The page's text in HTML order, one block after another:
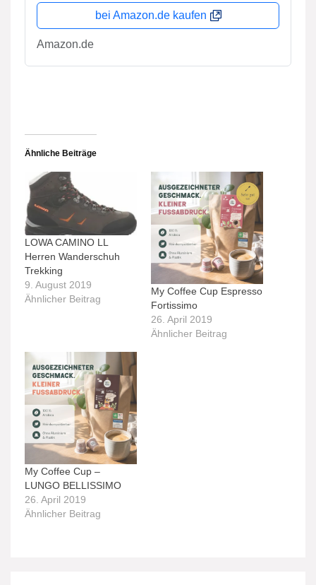
bei Amazon.de kaufen
Amazon.de
Ähnliche Beiträge
LOWA CAMINO LL
Herren Wanderschuh
Trekking
9. August 2019
Ähnlicher Beitrag
My Coffee Cup Espresso
Fortissimo
26. April 2019
Ähnlicher Beitrag
My Coffee Cup –
LUNGO BELLISSIMO
26. April 2019
Ähnlicher Beitrag